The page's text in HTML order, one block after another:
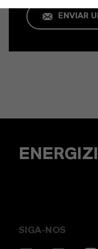
ENVIAR
SIGA-NOS